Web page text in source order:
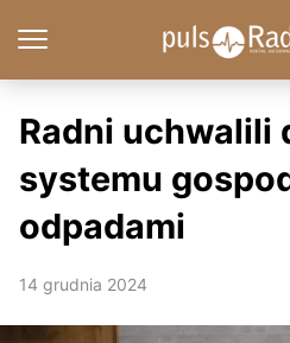
Radni uchwalili
systemu
odpadami
14 grudnia 2024